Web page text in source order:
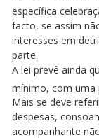
específica
facto, se assim
interesses em
parte.
A lei prevê ainda
mínimo, com uma
Mais se deve
despesas,
acompanhante